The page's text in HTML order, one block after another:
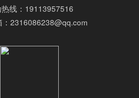
线：19113957516
2316086238@qq.com